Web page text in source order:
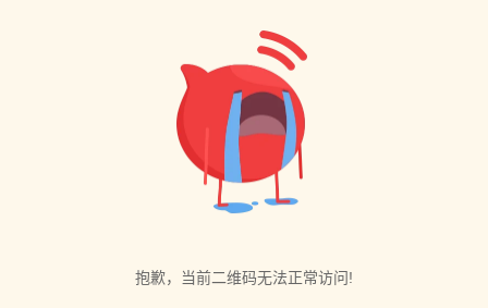
抱歉，当前二维码无法正常访问!